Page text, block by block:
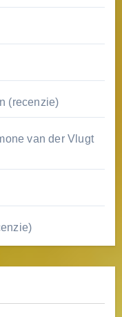
(recenzie)
van der Vlugt